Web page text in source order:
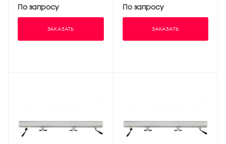
По запросу
ЗАКАЗАТЬ
По запросу
ЗАКАЗАТЬ